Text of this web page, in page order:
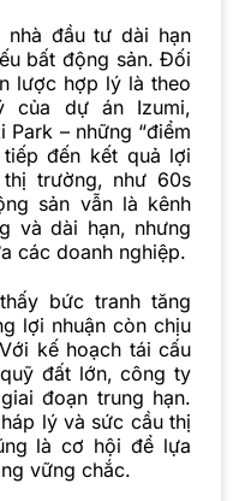
đầu tư dài hạn
bất động sản.Đối
lược hợp lý là theo
của dự án Izumi,
– những “điểm
đến kết quả lợi
trường, như 60s
sản vẫn là kênh
và dài hạn, nhưng
các doanh nghiệp.
bức tranh tăng
lợi nhuận còn chịu
kế hoạch tái cấu
đất lớn, công ty
đoạn trung hạn.
lý và sức cầu thị
là cơ hội để lựa
vững chắc.